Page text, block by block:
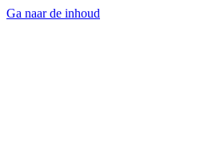
Ga naar de inhoud